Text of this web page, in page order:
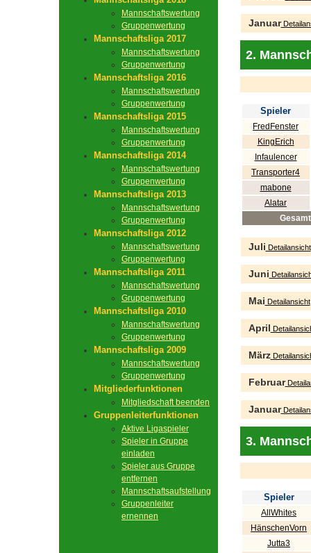
Mannschaftswertung
Gruppenwertung
Mannschaftsliga 2017
Mannschaftswertung
Gruppenwertung
Mannschaftsliga 2016
Mannschaftswertung
Gruppenwertung
Mannschaftsliga 2015
Mannschaftswertung
Gruppenwertung
Mannschaftsliga 2014
Mannschaftswertung
Gruppenwertung
Mannschaftsliga 2013
Mannschaftswertung
Gruppenwertung
Mannschaftsliga 2012
Mannschaftswertung
Gruppenwertung
Mannschaftsliga 2011
Mannschaftswertung
Gruppenwertung
Mannschaftsliga 2010
Mannschaftswertung
Gruppenwertung
Mannschaftsliga 2009
Mannschaftswertung
Gruppenwertung
Mitgliederfunktionen
Mitgliedschaft beenden
Gruppenleiterfunktionen
Aktive Ligaspieler
Spieler in Gruppe
einladen
Spieler aus Gruppe
entfernen
Mannschaftsaufstellung
Gruppenleiter
ernennen
Januar
2.
Spieler
FredFenster
KingErich
Infaulencer
Transporter4
mabone
Alatar
Gesamt
Juli Detailansicht
Juni
Mai Detailansicht
April
März
Februar
Januar
3.
Spieler
AllWhites
HänschenVorn
Jutta3